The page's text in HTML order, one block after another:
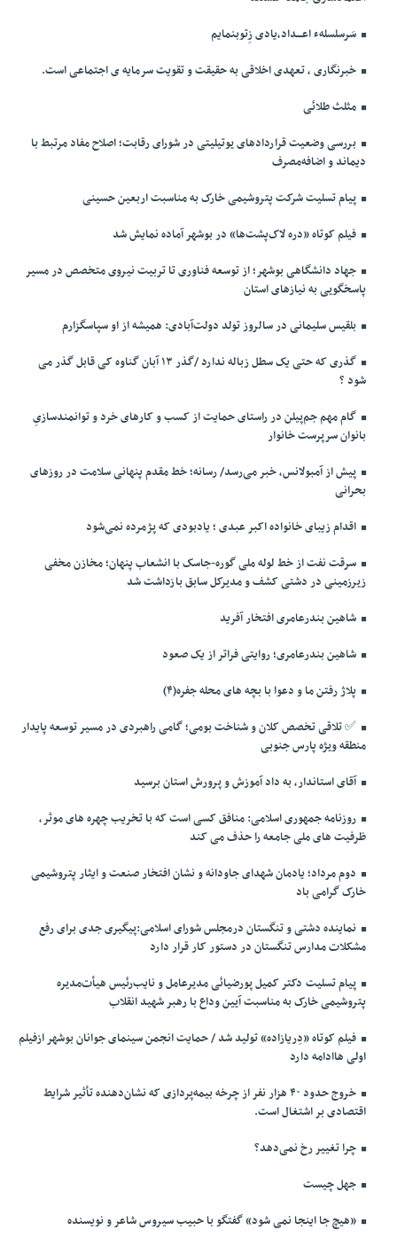
سَرسلسلهء اعـــداد،یادی زِتوبنمایم
خبرنگاری ، تعهدی اخلاقی به حقیقت و تقویت سرمایه ی اجتماعی است.
مثلث طلائی
بررسی وضعیت قراردادهای یوتیلیتی در شورای رقابت؛ اصلاح مفاد مرتبط با
دیماند و اضافه‌مصرف
پیام تسلیت شرکت پتروشیمی خارک به مناسبت اربعین حسینی
فیلم کوتاه «دره لاک‌پشت‌ها» در بوشهر آماده نمایش شد
جهاد دانشگاهی بوشهر؛ از توسعه فناوری تا تربیت نیروی متخصص در مسیر
پاسخگویی به نیازهای استان
بلقیس سلیمانی در سالروز تولد دولت‌آبادی: همیشه از او سپاسگزارم
گذری که حتی یک سطل زباله ندارد /گذر ۱۳ آبان گناوه کی قابل گذر می
شود ؟
گام مهم جم‌پیلن در راستای حمایت از کسب و کارهای خرد و توانمندسازیِ
بانوان سرپرست خانوار
پیش از آمبولانس، خبر می‌رسد/ رسانه؛ خط مقدم پنهانی سلامت در روزهای
بحرانی
اقدام زیبای خانواده اکبر عبدی ؛ یادبودی که پژمرده نمی‌شود
سرقت نفت از خط لوله ملی گوره-جاسک با انشعاب پنهان؛ مخازن مخفی
زیرزمینی در دشتی کشف و مدیرکل سابق بازداشت شد
شاهین بندرعامری افتخار آفرید
شاهین بندرعامری؛ روایتی فراتر از یک صعود
پلاژ رفتن ما و دعوا با بچه های محله جفره(۴)
✅️ تلاقی تخصص کلان و شناخت بومی؛ گامی راهبردی در مسیر توسعه پایدار
منطقه ویژه پارس جنوبی
آقای استاندار، به داد آموزش و پرورش استان برسید
روزنامه جمهوری اسلامی: منافق کسی است که با تخریب چهره های موثر،
ظرفیت های ملی جامعه را حذف می کند
دوم مرداد؛ یادمان شهدای جاودانه و نشان افتخار صنعت و ایثار پتروشیمی
خارک گرامی باد
نماینده دشتی و تنگستان درمجلس شورای اسلامی:پیگیری جدی برای رفع
مشکلات مدارس تنگستان در دستور کار قرار دارد
پیام تسلیت دکتر کمیل پورضیائی مدیرعامل و نایب‌رئیس هیأت‌مدیره
پتروشیمی خارک به مناسبت آیین وداع با رهبر شهید انقلاب
فیلم کوتاه «دِریازاده» تولید شد / حمایت انجمن سینمای جوانان بوشهر ازفیلم
اولی هاادامه دارد
خروج حدود ۴۰ هزار نفر از چرخه بیمه‌پردازی که نشان‌دهنده تأثیر شرایط
اقتصادی بر اشتغال است.
چرا تغییر رخ نمی‌دهد؟
جهل چیست
«هیچ جا اینجا نمی شود» گفتگو با حبیب سیروس شاعر و نویسنده